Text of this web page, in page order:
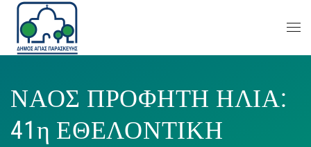
ΝΑΟΣ ΠΡΟΦΗΤΗ ΗΛΙΑ:
41η ΕΘΕΛΟΝΤΙΚΗ